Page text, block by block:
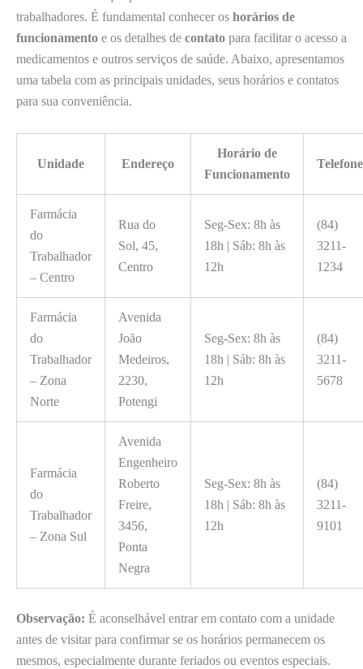
trabalhadores. É fundamental conhecer os horários de
funcionamento e os detalhes de contato para facilitar o acesso a
medicamentos e outros serviços de saúde. Abaixo, apresentamos
uma tabela com as principais unidades, seus horários e contatos
para sua conveniência.
Unidade Endereço
Horário de
Funcionamento
Telefone
Farmácia
do
Trabalhador
– Centro
Rua do
Sol, 45,
Centro
Seg-Sex: 8h às
18h | Sáb: 8h às
12h
(84)
3211-
1234
Farmácia
do
Trabalhador
– Zona
Norte
Avenida
João
Medeiros,
2230,
Potengi
Seg-Sex: 8h às
18h | Sáb: 8h às
12h
(84)
3211-
5678
Farmácia
do
Trabalhador
– Zona Sul
Avenida
Engenheiro
Roberto
Freire,
3456,
Ponta
Negra
Seg-Sex: 8h às
18h | Sáb: 8h às
12h
(84)
3211-
9101
Observação: É aconselhável entrar em contato com a unidade
antes de visitar para confirmar se os horários permanecem os
mesmos, especialmente durante feriados ou eventos especiais.